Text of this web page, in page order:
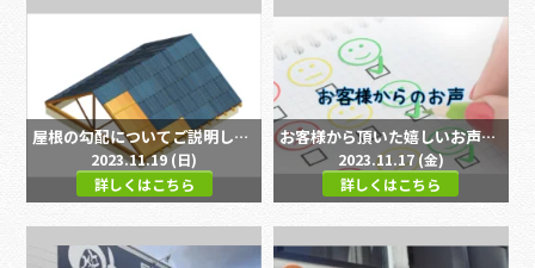
屋根の勾配についてご説明します！！
2023.11.19 (日)
詳しくはこちら
お客様から頂いた嬉しいお声をご紹介します！！Part2！！
2023.11.17 (金)
詳しくはこちら